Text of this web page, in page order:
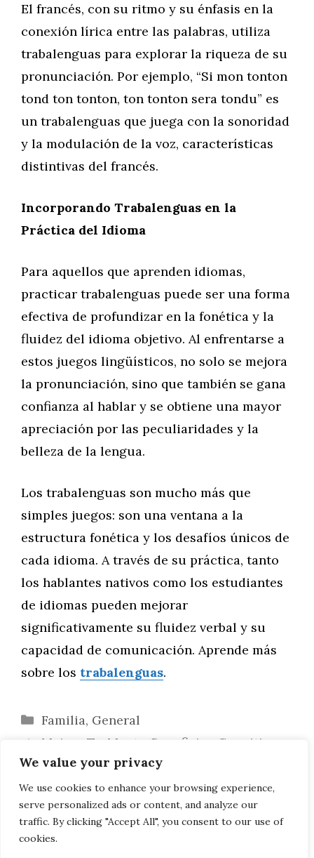
We value your privacy
We use cookies to enhance your browsing experience,
serve personalized ads or content, and analyze our
traffic. By clicking "Accept All", you consent to our use of
cookies.
El francés, con su ritmo y su énfasis en la
conexión lírica entre las palabras, utiliza
trabalenguas para explorar la riqueza de su
pronunciación. Por ejemplo, “Si mon tonton
tond ton tonton, ton tonton sera tondu” es
un trabalenguas que juega con la sonoridad
y la modulación de la voz, características
distintivas del francés.
Incorporando Trabalenguas en la
Práctica del Idioma
Para aquellos que aprenden idiomas,
practicar trabalenguas puede ser una forma
efectiva de profundizar en la fonética y la
fluidez del idioma objetivo. Al enfrentarse a
estos juegos lingüísticos, no solo se mejora
la pronunciación, sino que también se gana
confianza al hablar y se obtiene una mayor
apreciación por las peculiaridades y la
belleza de la lengua.
Los trabalenguas son mucho más que
simples juegos: son una ventana a la
estructura fonética y los desafíos únicos de
cada idioma. A través de su práctica, tanto
los hablantes nativos como los estudiantes
de idiomas pueden mejorar
significativamente su fluidez verbal y su
capacidad de comunicación. Aprende más
sobre los trabalenguas.
Categorías
Familia, General
Mejora Tu Mente: Beneficios Cognitivos
de Practicar Trabalenguas Regularmente
Domina la Pronunciación Española con
Trabalenguas: Técnicas Efectivas